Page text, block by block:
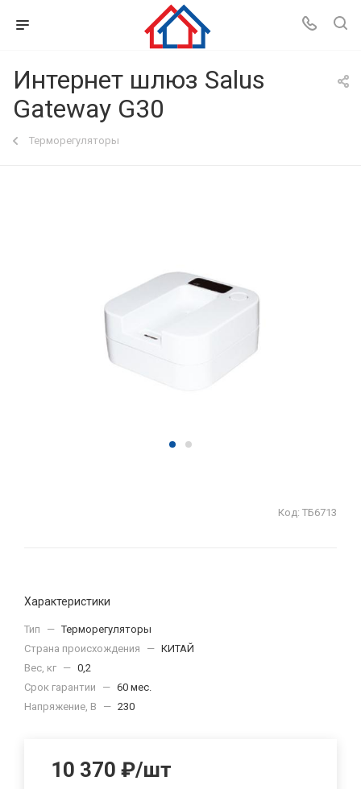
Интернет шлюз Salus
Gateway G30
Терморегуляторы
Код: ТБ6713
Характеристики
Тип — Терморегуляторы
Страна происхождения
— КИТАЙ
Вес, кг — 0,2
Срок гарантии
— 60 мес.
Напряжение, В
— 230
10 370 ₽/шт